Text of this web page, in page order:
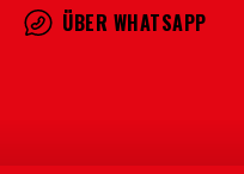
ÜBER WHATSAPP